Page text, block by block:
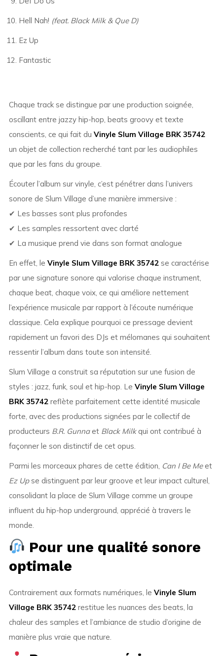
Hell Nah! (feat. Black Milk & Que D)
Ez Up
Fantastic
Chaque track se distingue par une production soignée,
oscillant entre jazzy hip-hop, beats groovy et texte
conscients, ce qui fait du Vinyle Slum Village BRK 35742
un objet de collection recherché tant par les audiophiles
que par les fans du groupe.
Écouter l’album sur vinyle, c’est pénétrer dans l’univers
sonore de Slum Village d’une manière immersive :
✔ Les basses sont plus profondes
✔ Les samples ressortent avec clarté
✔ La musique prend vie dans son format analogue
En effet, le Vinyle Slum Village BRK 35742se caractérise
par une signature sonore qui valorise chaque instrument,
chaque beat, chaque voix, ce qui améliore nettement
l’expérience musicale par rapport à l’écoute numérique
classique. Cela explique pourquoi ce pressage devient
rapidement un favori des DJs et mélomanes qui souhaitent
ressentir l’album dans toute son intensité.
Slum Village a construit sa réputation sur une fusion de
styles : jazz, funk, soul et hip-hop. Le Vinyle Slum Village
BRK 35742reflète parfaitement cette identité musicale
forte, avec des productions signées par le collectif de
producteurs B.R. Gunnaet Black Milkqui ont contribué à
façonner le son distinctif de cet opus.
Parmi les morceaux phares de cette édition, Can I Be Meet
Ez Upse distinguent par leur groove et leur impact culturel,
consolidant la place de Slum Village comme un groupe
influent du hip-hop underground, apprécié à travers le
monde.
Pour une qualité sonore
optimale
Contrairement aux formats numériques, le Vinyle Slum
Village BRK 35742restitue les nuances des beats, la
chaleur des samples et l’ambiance de studio d’origine de
manière plus vraie que nature.